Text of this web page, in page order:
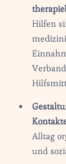
Hilfen
Alltag
und